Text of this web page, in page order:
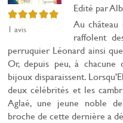
5/5
1 avis
Edité par
Au château
raffolent
perruquier Léonard ainsi
Or, depuis peu, à chacune
bijoux disparaissent.
deux célébrités et les
Aglaé, une jeune noble
broche de cette dernière a